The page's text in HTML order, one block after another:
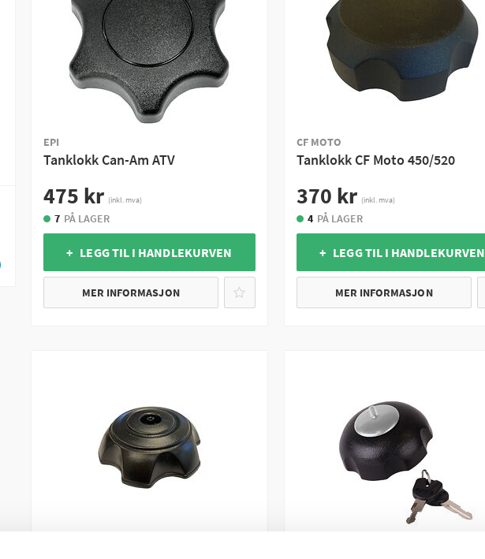
EPI
Tanklokk Can-Am ATV
475 kr (inkl. mva)
7 PÅ LAGER
+ LEGG TIL I HANDLEKURVEN
MER INFORMASJON
CF MOTO
Tanklokk CF Moto 450/520
370 kr (inkl. mva)
4 PÅ LAGER
+ LEGG TIL I HANDLEKURVEN
MER INFORMASJON